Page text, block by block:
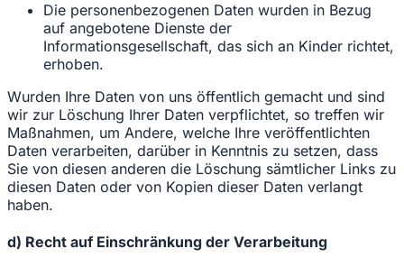
Die personenbezogenen Daten wurden in Bezug
auf angebotene Dienste der
Informationsgesellschaft, das sich an Kinder richtet,
erhoben.
Wurden Ihre Daten von uns öffentlich gemacht und sind
wir zur Löschung Ihrer Daten verpflichtet, so treffen wir
Maßnahmen, um Andere, welche Ihre veröffentlichten
Daten verarbeiten, darüber in Kenntnis zu setzen, dass
Sie von diesen anderen die Löschung sämtlicher Links zu
diesen Daten oder von Kopien dieser Daten verlangt
haben.
d) Recht auf Einschränkung der Verarbeitung